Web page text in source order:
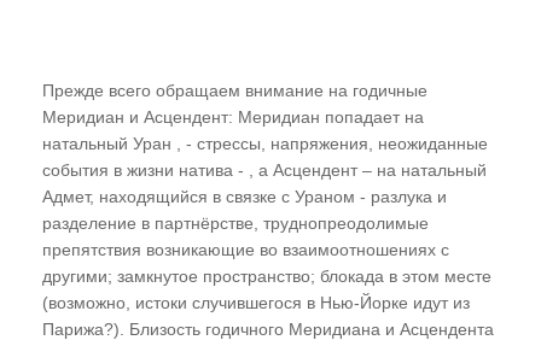
Прежде всего обращаем внимание на годичные
Меридиан и Асцендент: Меридиан попадает на
натальный Уран , - стрессы, напряжения, неожиданные
события в жизни натива - , а Асцендент – на натальный
Адмет, находящийся в связке с Ураном - разлука и
разделение в партнёрстве, труднопреодолимые
препятствия возникающие во взаимоотношениях с
другими; замкнутое пространство; блокада в этом месте
(возможно, истоки случившегося в Нью-Йорке идут из
Парижа?). Близость годичного Меридиана и Асцендента